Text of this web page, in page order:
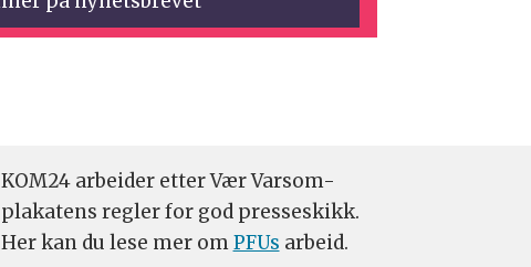
KOM24 arbeider etter Vær Varsom-
plakatens regler for god presseskikk.
Her kan du lese mer omPFUs arbeid.